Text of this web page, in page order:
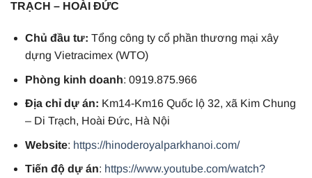
TRẠCH – HOÀI ĐỨC
Chủ đầu tư: Tổng công ty cổ phần thương mại xây
dựng Vietracimex (WTO)
Phòng kinh doanh: 0919.875.966
Địa chỉ dự án: Km14-Km16 Quốc lộ 32, xã Kim Chung
– Di Trạch, Hoài Đức, Hà Nội
Website: https://hinoderoyalparkhanoi.com/
Tiến độ dự án: https://www.youtube.com/watch?